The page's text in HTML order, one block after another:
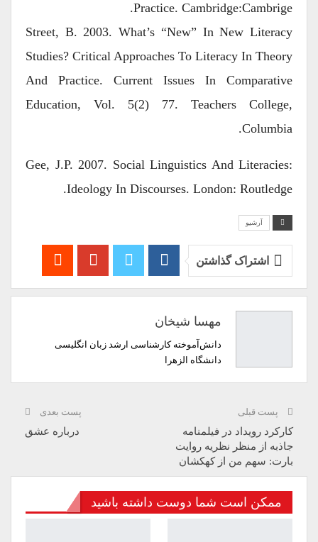
Practice. Cambridge:Cambrige.
Street, B. 2003. What’s “new” In New Literacy
Studies? Critical Approaches To Literacy In Theory
And Practice. Current Issues In Comparative
Education, Vol. 5(2) 77. Teachers College,
Columbia.
Gee, J.P. 2007. Social Linguistics And Literacies:
Ideology In Discourses. London: Routledge.
آرشیو
اشتراک گذاشتن
مهسا شیخان
دانش‌آموخته کارشناسی ارشد زبان انگلیسی
دانشگاه الزهرا
پست قبلی
کارکرد رویداد در فیلمنامه
جاذبه از منظر نظریه روایت
بارت: سهم من از کهکشان
پست بعدی
درباره عشق
ممکن است شما دوست داشته باشید